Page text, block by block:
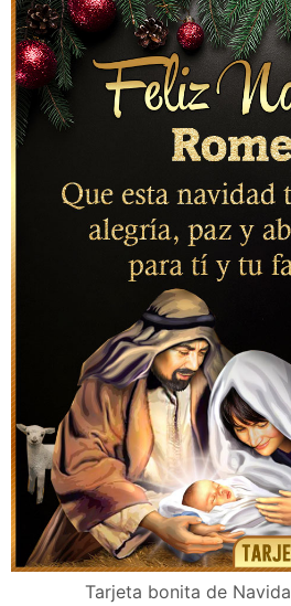
Tarjeta bonita de